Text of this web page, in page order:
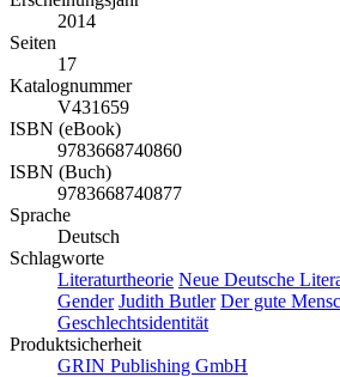
2014
Seiten
17
Katalognummer
V431659
ISBN (eBook)
9783668740860
ISBN (Buch)
9783668740877
Sprache
Deutsch
Schlagworte
Literaturtheorie Neue Deutsche
Gender Judith Butler Der gute
Geschlechtsidentität
Produktsicherheit
GRIN Publishing GmbH